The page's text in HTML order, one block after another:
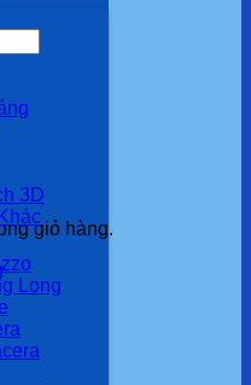
giỏ hàng.
3D
Long